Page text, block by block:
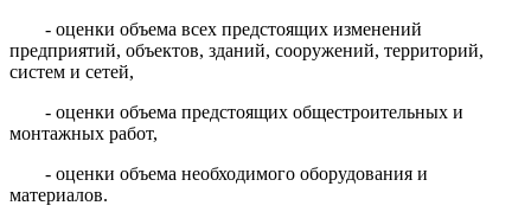
- оценки объема всех предстоящих изменений
предприятий, объектов, зданий, сооружений, территорий,
систем и сетей,
- оценки объема предстоящих общестроительных и
монтажных работ,
- оценки объема необходимого оборудования и
материалов.